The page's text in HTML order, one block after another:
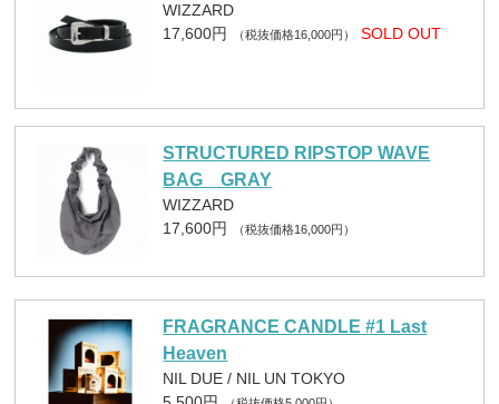
WIZZARD
17,600円
（税抜価格16,000円） SOLD OUT
STRUCTURED RIPSTOP WAVE
BAG GRAY
WIZZARD
17,600円
（税抜価格16,000円）
FRAGRANCE CANDLE #1 Last
Heaven
NIL DUE / NIL UN TOKYO